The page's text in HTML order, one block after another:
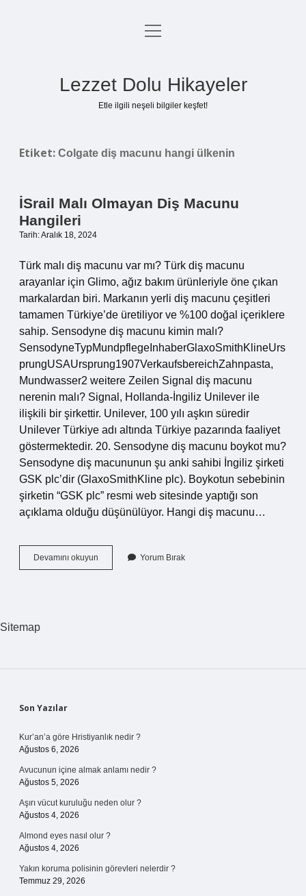
Anasayfa
menüyü
Lezzet Dolu Hikayeler
Etle ilgili neşeli bilgiler keşfet!
Etiket: Colgate diş macunu hangi ülkenin
İSrail Malı Olmayan Diş Macunu
Hangileri
Tarih: Aralık 18, 2024
Türk malı diş macunu var mı? Türk diş macunu
arayanlar için Glimo, ağız bakım ürünleriyle öne çıkan
markalardan biri. Markanın yerli diş macunu çeşitleri
tamamen Türkiye’de üretiliyor ve %100 doğal içeriklere
sahip. Sensodyne diş macunu kimin malı?
SensodyneTypMundpflegeInhaberGlaxoSmithKlineUrs
prungUSAUrsprung1907VerkaufsbereichZahnpasta,
Mundwasser2 weitere Zeilen Signal diş macunu
nerenin malı? Signal, Hollanda-İngiliz Unilever ile
ilişkili bir şirkettir. Unilever, 100 yılı aşkın süredir
Unilever Türkiye adı altında Türkiye pazarında faaliyet
göstermektedir. 20. Sensodyne diş macunu boykot mu?
Sensodyne diş macununun şu anki sahibi İngiliz şirketi
GSK plc’dir (GlaxoSmithKline plc). Boykotun sebebinin
şirketin “GSK plc” resmi web sitesinde yaptığı son
açıklama olduğu düşünülüyor. Hangi diş macunu…
Devamını okuyun
Malı
Yorum Bırak
Sitemap
Sidebar
Son Yazılar
Kur’an’a göre Hristiyanlık nedir ?
Ağustos 6, 2026
Avucunun içine almak anlamı nedir ?
Ağustos 5, 2026
Aşırı vücut kuruluğu neden olur ?
Ağustos 4, 2026
Almond eyes nasıl olur ?
Ağustos 4, 2026
Yakın koruma polisinin görevleri nelerdir ?
Temmuz 29, 2026